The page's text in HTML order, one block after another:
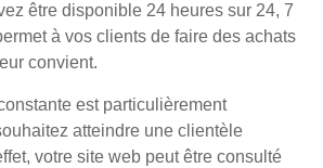
être disponible 24 heures sur 24, 7
à vos clients de faire des achats
convient.
est particulièrement
atteindre une clientèle
votre site web peut être consulté